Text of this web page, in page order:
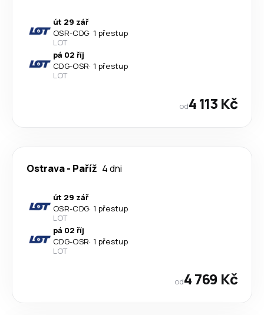
út 29 zář
OSR-CDG· 1 přestup
LOT
pá 02 říj
CDG-OSR· 1 přestup
LOT
od4 113 Kč
Ostrava- Paříž 4 dni
út 29 zář
OSR-CDG· 1 přestup
LOT
pá 02 říj
CDG-OSR· 1 přestup
LOT
od4 769 Kč